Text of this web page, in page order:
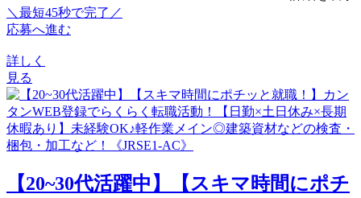
＼最短45秒で完了／
応募へ進む
詳しく
見る
【20~30代活躍中】【スキマ時間にポチ